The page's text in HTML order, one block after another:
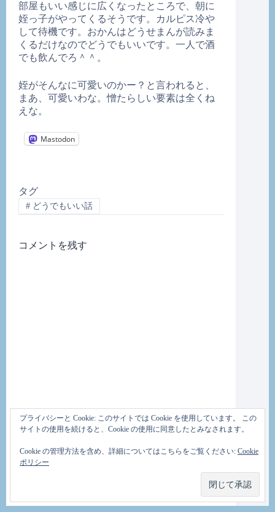
部屋もいい感じに広くなったところで、朝に
姪っ子がやってくるそうです。カルピス冷や
して待機です。おかんはどうせまんが読みま
くるだけなのでどうでもいいです。一人で酒
でも飲んでろ＾＾。
姪がそんなに可愛いのかー？と言われると、
まあ、可愛いわな。憎たらしい要素は全くね
えな。
Mastodon
タグ
#どうでもいい話
コメントを残す
プライバシーと Cookie: このサイトでは Cookie を使用しています。 この
サイトの使用を続けると、Cookie の使用に同意したとみなされます。
Cookie の管理方法を含め、詳細についてはこちらをご覧ください: Cookie
ポリシー